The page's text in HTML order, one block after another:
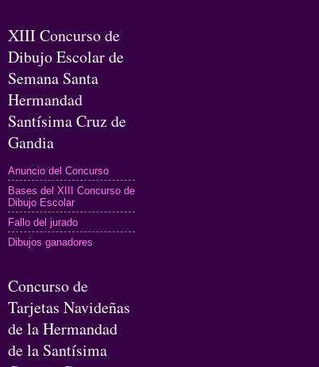
XIII Concurso de
Dibujo Escolar de
Semana Santa
Hermandad
Santísima Cruz de
Gandia
Anuncio del Concurso
Bases del XIII Concurso de
Dibujo Escolar
Fallo del jurado
Dibujos ganadores
Concurso de
Tarjetas Navideñas
de la Hermandad
de la Santísima